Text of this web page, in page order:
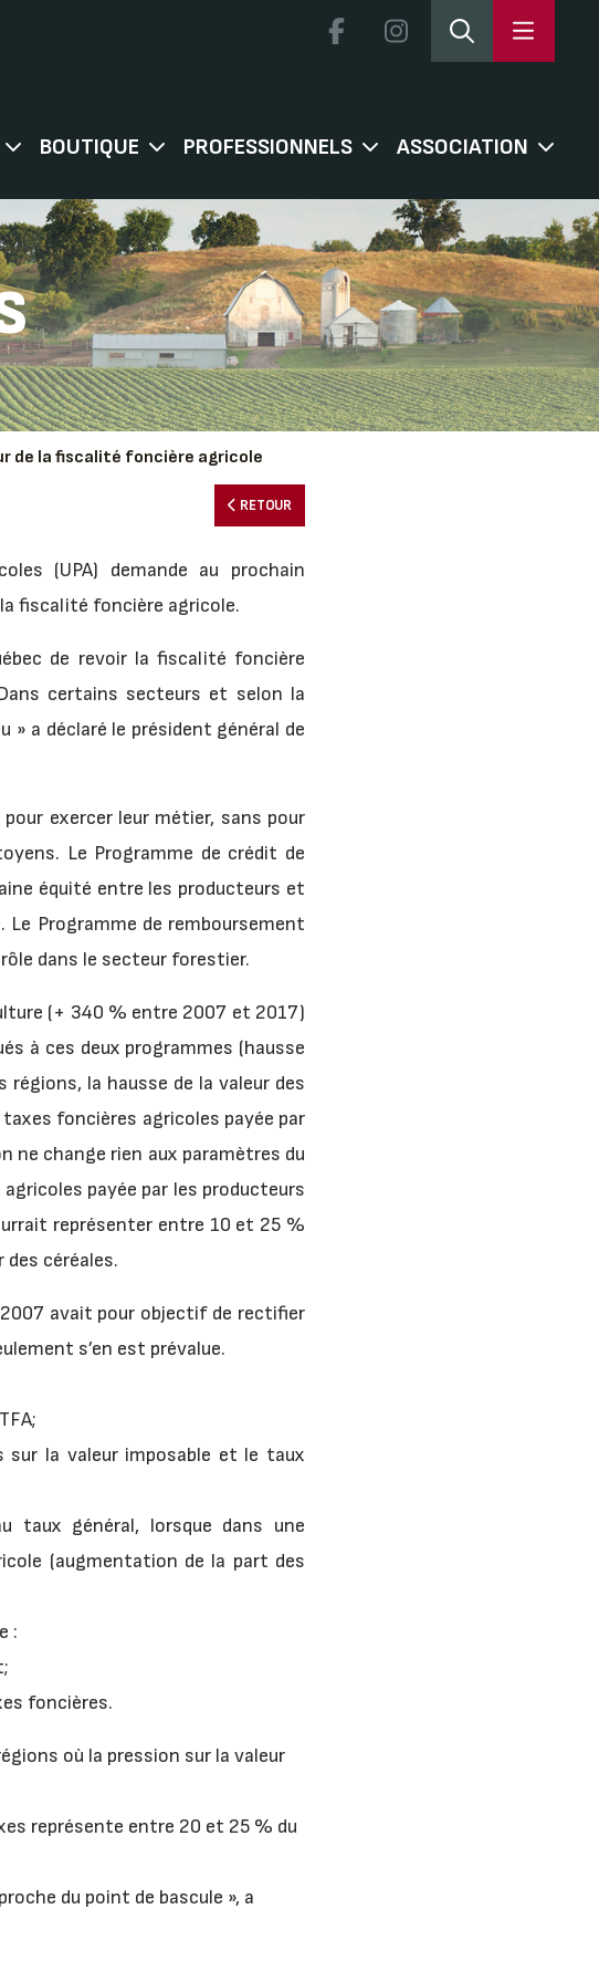
BOUTIQUE PROFESSIONNELS ASSOCIATION
de la fiscalité foncière agricole
RETOUR
(UPA) demande au prochain
fiscalité foncière agricole.
de revoir la fiscalité foncière
certains secteurs et selon la
» a déclaré le président général de
exercer leur métier, sans pour
Le Programme de crédit de
équité entre les producteurs et
Programme de remboursement
dans le secteur forestier.
(+ 340 % entre 2007 et 2017)
à ces deux programmes (hausse
régions, la hausse de la valeur des
foncières agricoles payée par
ne change rien aux paramètres du
payée par les producteurs
représenter entre 10 et 25 %
céréales.
avait pour objectif de rectifier
s’en est prévalue.
sur la valeur imposable et le taux
taux général, lorsque dans une
(augmentation de la part des
:
foncières.
où la pression sur la valeur
représente entre 20 et 25 % du
du point de bascule », a